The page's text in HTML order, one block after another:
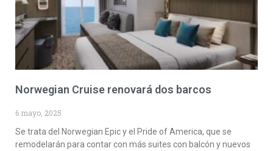
Norwegian Cruise renovará dos barcos
6 mayo, 2025
Se trata del Norwegian Epic y el Pride of America, que se
remodelarán para contar con más suites con balcón y nuevos